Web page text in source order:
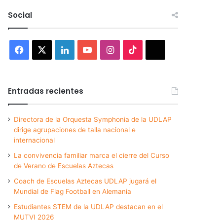
Social
Facebook LinkedInYouTubeInstagram
Entradas recientes
Directora de la Orquesta Symphonia de la UDLAP
dirige agrupaciones de talla nacional e
internacional
La convivencia familiar marca el cierre del Curso
de Verano de Escuelas Aztecas
Coach de Escuelas Aztecas UDLAP jugará el
Mundial de Flag Football en Alemania
Estudiantes STEM de la UDLAP destacan en el
MUTVI 2026